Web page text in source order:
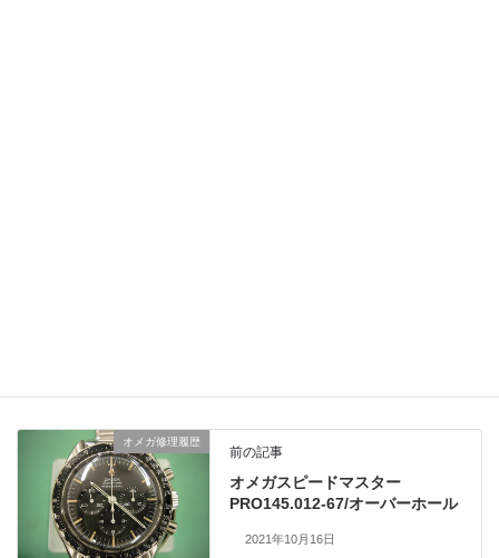
オメガ修理履歴
前の記事
オメガスピードマスター
PRO145.012-67/オーバーホール
2021年10月16日